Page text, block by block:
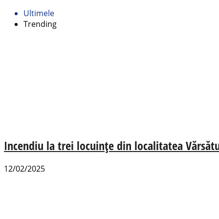
Ultimele
Trending
Incendiu la trei locuințe din localitatea
12/02/2025